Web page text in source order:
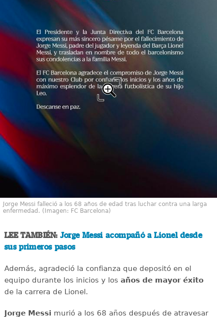
Jorge Messi falleció a los 68 años de edad tras luchar contra una larga
enfermedad. (Imagen: FC Barcelona)
LEE TAMBIÉN: Jorge Messi acompañó a Lionel desde
sus primeros pasos
Además, agradeció la confianza que depositó en el
equipo durante los inicios y los años de mayor éxito
de la carrera de Lionel.
Jorge Messi murió a los 68 años después de atravesar